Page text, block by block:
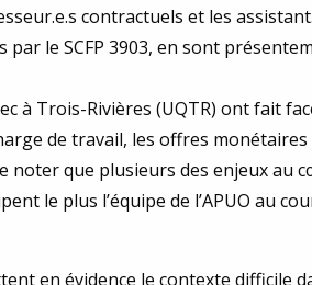
contractuels et les
le SCFP 3903, en sont
à Trois-Rivières (UQTR) ont fait
de travail, les offres monétaires
noter que plusieurs des enjeux au
le plus l’équipe de l’APUO au
en évidence le contexte difficile